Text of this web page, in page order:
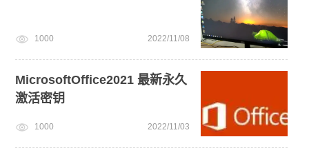
1000 2022/11/08
MicrosoftOffice2021 最新永久
激活密钥
1000 2022/11/03